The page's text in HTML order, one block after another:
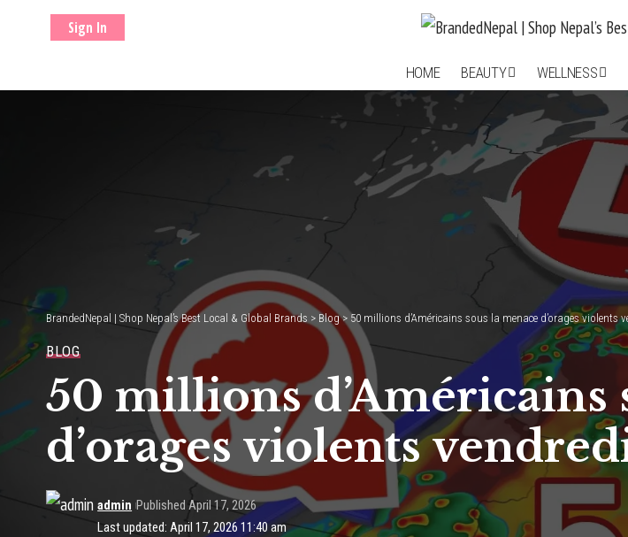
Sign In
HOME BEAUTY WELLNESS
BrandedNepal | Shop Nepal’s Best Local & Global Brands > Blog> 50 millions d’Américains sous la menace d’orages violents
BLOG
50 millions d’Américains
d’orages violents
Last updated: April 17, 2026 11:40 am
admin Published April 17, 2026